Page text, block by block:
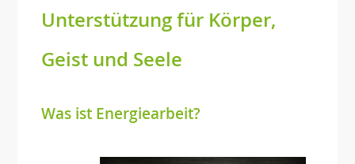
Unterstützung für Körper,
Geist und Seele
Was ist Energiearbeit?